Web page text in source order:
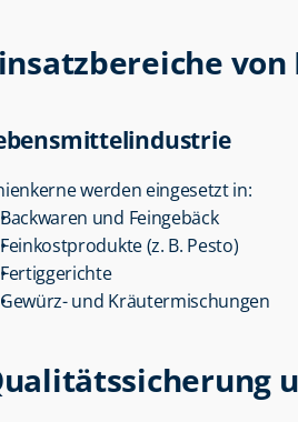
werden eingesetzt in:
Backwaren und Feingebäck
Feinkostprodukte (z. B. Pesto)
Fertiggerichte
Gewürz- und Kräutermischungen